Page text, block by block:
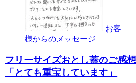
お客
様からのメッセージ
フリーサイズおとし蓋のご感想
「とても重宝しています」